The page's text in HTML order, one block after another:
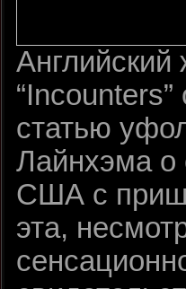
Английский
статью
Лайнхэма о
США с
эта,